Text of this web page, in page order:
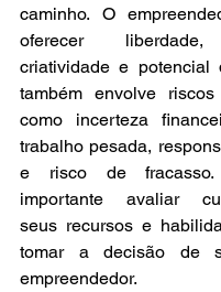
caminho. O
oferecer liberdade,
criatividade e potencial
também envolve riscos
como incerteza
trabalho pesada,
e risco de
importante avaliar
seus recursos e
tomar a decisão de
empreendedor.